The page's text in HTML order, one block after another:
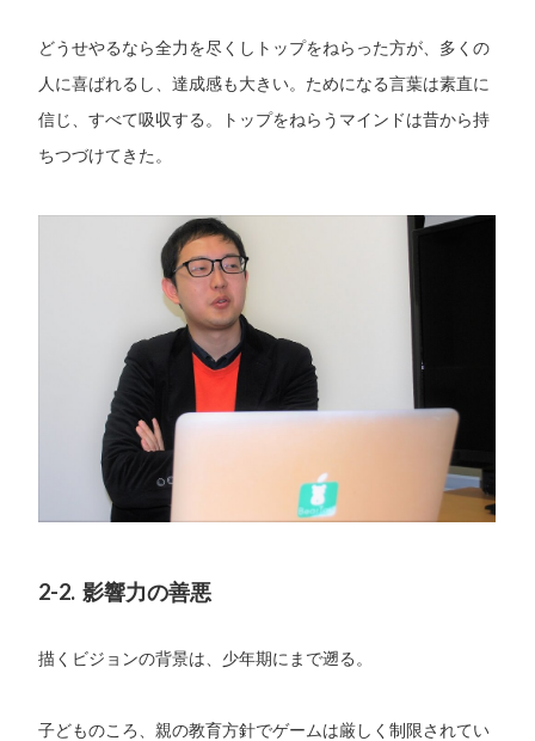
どうせやるなら全力を尽くしトップをねらった方が、多くの
人に喜ばれるし、達成感も大きい。ためになる言葉は素直に
信じ、すべて吸収する。トップをねらうマインドは昔から持
ちつづけてきた。
2-2. 影響力の善悪
描くビジョンの背景は、少年期にまで遡る。
子どものころ、親の教育方針でゲームは厳しく制限されてい